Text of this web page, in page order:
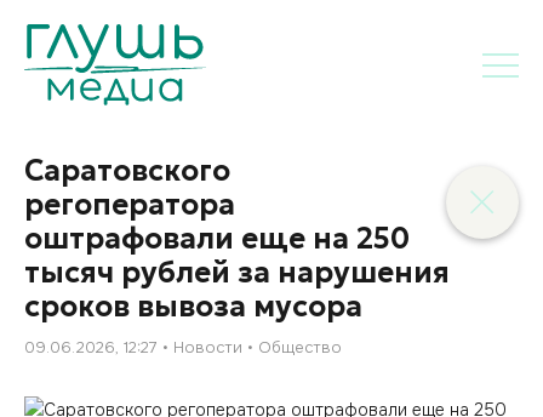
Саратовского
регоператора
оштрафовали еще на 250
тысяч рублей за нарушения
сроков вывоза мусора
09.06.2026, 12:27 Новости Общество